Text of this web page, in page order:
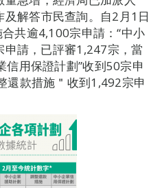
解答市民查詢。自2月1日
共逾4,100宗申請：“中小
請，已評審1,247宗，當
信用保證計劃”收到50宗申
還款措施＂收到1,492宗申